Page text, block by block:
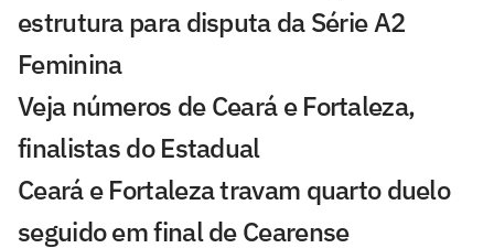
estrutura para disputa da Série A2
Feminina
Veja números de Ceará e Fortaleza,
finalistas do Estadual
Ceará e Fortaleza travam quarto duelo
seguido em final de Cearense